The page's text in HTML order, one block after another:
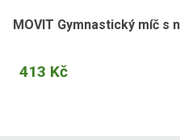
MOVIT Gymnastický míč s
413 Kč